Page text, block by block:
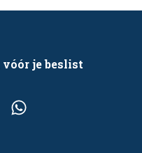
vóór je beslist